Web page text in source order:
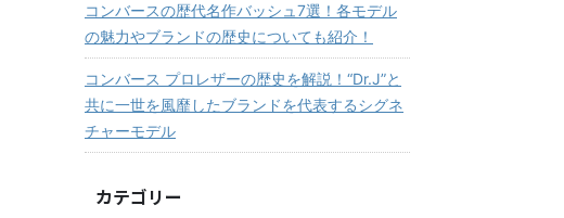
コンバースの歴代名作バッシュ7選！各モデル
の魅力やブランドの歴史についても紹介！
コンバース プロレザーの歴史を解説！“Dr.J”と
共に一世を風靡したブランドを代表するシグネ
チャーモデル
カテゴリー